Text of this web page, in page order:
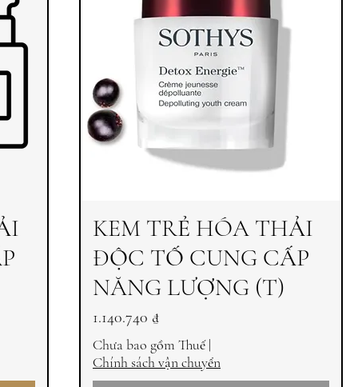
KEM TRẺ HÓA THẢI
ĐỘC TỐ CUNG CẤP
NĂNG LƯỢNG (T)
Giá
1.140.740 ₫
Chưa bao gồm Thuế|
Chính sách vận chuyển